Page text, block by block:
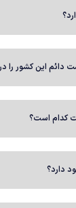
دائم این کشور را
کدام است؟
دارد؟